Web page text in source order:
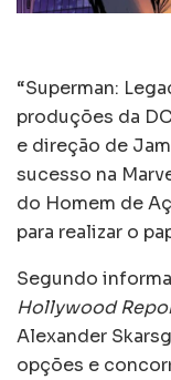
“Superman:
produções da
e direção de
sucesso na
do Homem de
para realizar o
Segundo
Hollywood
Alexander
opções e